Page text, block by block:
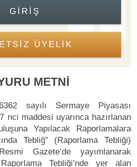
GIRIŞ
ÜYELİK
METNİ
sayılı Sermaye Piyasası
nci maddesi uyarınca hazırlanan
Yapılacak Raporlamalara
Tebliğ” (Raporlama Tebliği)
Gazete’de yayımlanarak
Tebliği’nde yer alan